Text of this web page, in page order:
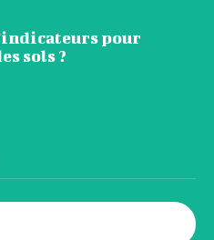
pour
sols ?